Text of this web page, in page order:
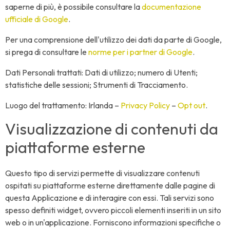
saperne di più, è possibile consultare ladocumentazione
ufficiale di Google.
Per una comprensione dell'utilizzo dei dati da parte di Google,
si prega di consultare le norme per i partner di Google.
Dati Personali trattati: Dati di utilizzo; numero di Utenti;
statistiche delle sessioni; Strumenti di Tracciamento.
Luogo del trattamento: Irlanda – Privacy Policy – Opt out.
Visualizzazione di contenuti da
piattaforme esterne
Questo tipo di servizi permette di visualizzare contenuti
ospitati su piattaforme esterne direttamente dalle pagine di
questa Applicazione e di interagire con essi. Tali servizi sono
spesso definiti widget, ovvero piccoli elementi inseriti in un sito
web o in un'applicazione. Forniscono informazioni specifiche o